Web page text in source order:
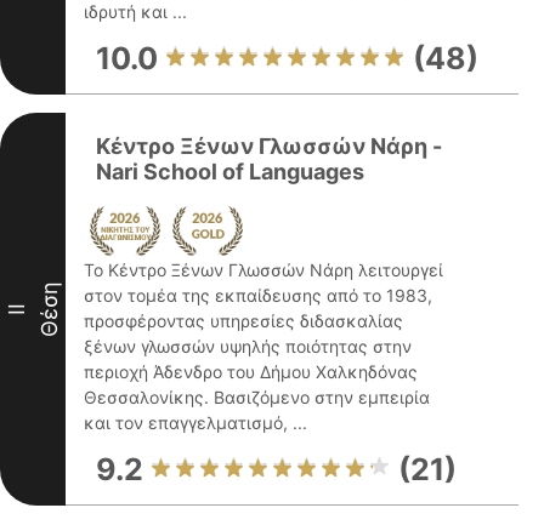
ιδρυτή και ...
10.0 (48)
II Θέση
Κέντρο Ξένων Γλωσσών Νάρη -
Nari School of Languages
Το Κέντρο Ξένων Γλωσσών Νάρη λειτουργεί
στον τομέα της εκπαίδευσης από το 1983,
προσφέροντας υπηρεσίες διδασκαλίας
ξένων γλωσσών υψηλής ποιότητας στην
περιοχή Άδενδρο του Δήμου Χαλκηδόνας
Θεσσαλονίκης. Βασιζόμενο στην εμπειρία
και τον επαγγελματισμό, ...
9.2 (21)